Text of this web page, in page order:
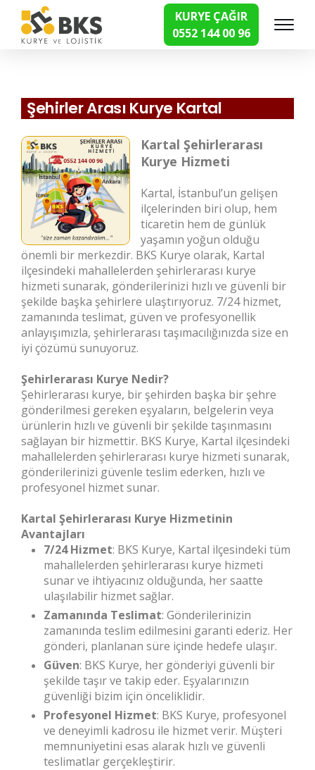
KURYE ÇAĞIR
0552 144 00 96
Hızlı Kurye Hizmetleri
Şehirler Arası Kurye Kartal
Kartal Şehirlerarası
Kurye Hizmeti
Kartal, İstanbul’un gelişen
ilçelerinden biri olup, hem
ticaretin hem de günlük
yaşamın yoğun olduğu
önemli bir merkezdir. BKS Kurye olarak, Kartal
ilçesindeki mahallelerden şehirlerarası kurye
hizmeti sunarak, gönderilerinizi hızlı ve güvenli bir
şekilde başka şehirlere ulaştırıyoruz. 7/24 hizmet,
zamanında teslimat, güven ve profesyonellik
anlayışımızla, şehirlerarası taşımacılığınızda size en
iyi çözümü sunuyoruz.
Şehirlerarası Kurye Nedir?
Şehirlerarası kurye, bir şehirden başka bir şehre
gönderilmesi gereken eşyaların, belgelerin veya
ürünlerin hızlı ve güvenli bir şekilde taşınmasını
sağlayan bir hizmettir. BKS Kurye, Kartal ilçesindeki
mahallelerden şehirlerarası kurye hizmeti sunarak,
gönderilerinizi güvenle teslim ederken, hızlı ve
profesyonel hizmet sunar.
Kartal Şehirlerarası Kurye Hizmetinin
Avantajları
7/24 Hizmet: BKS Kurye, Kartal ilçesindeki tüm
mahallelerden şehirlerarası kurye hizmeti
sunar ve ihtiyacınız olduğunda, her saatte
ulaşılabilir hizmet sağlar.
Zamanında Teslimat: Gönderilerinizin
zamanında teslim edilmesini garanti ederiz. Her
gönderi, planlanan süre içinde hedefe ulaşır.
Güven: BKS Kurye, her gönderiyi güvenli bir
şekilde taşır ve takip eder. Eşyalarınızın
güvenliği bizim için önceliklidir.
Profesyonel Hizmet: BKS Kurye, profesyonel
ve deneyimli kadrosu ile hizmet verir. Müşteri
memnuniyetini esas alarak hızlı ve güvenli
teslimatlar gerçekleştirir.